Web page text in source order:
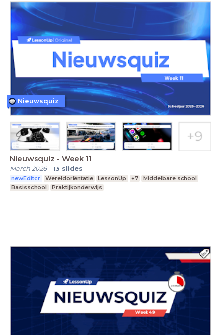
Nieuwsquiz - Week 11
March 2026- 13 slides
newEditor Wereldoriëntatie LessonUp +7
Middelbare school
Basisschool
Praktijkonderwijs
Nieuwsquiz